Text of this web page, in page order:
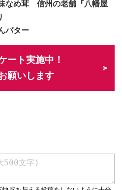
なめ茸 信州の老舗『八幡屋
バター
ート実施中！
願いします